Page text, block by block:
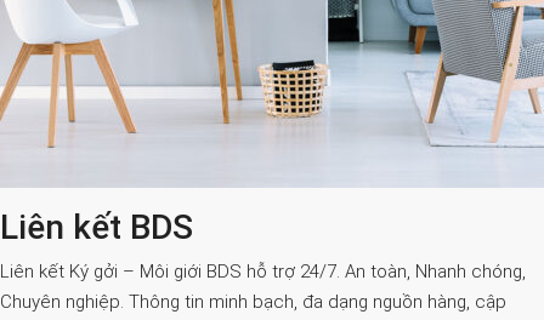
Liên kết BDS
Liên kết Ký gởi – Môi giới BDS hỗ trợ 24/7. An toàn, Nhanh chóng,
Chuyên nghiệp. Thông tin minh bạch, đa dạng nguồn hàng, cập